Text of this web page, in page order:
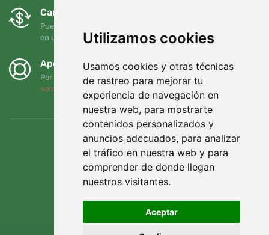
Utilizamos cookies
Usamos cookies y otras técnicas
de rastreo para mejorar tu
experiencia de navegación en
nuestra web, para mostrarte
contenidos personalizados y
anuncios adecuados, para analizar
el tráfico en nuestra web y para
comprender de donde llegan
nuestros visitantes.
Aceptar
Cambios y devoluciones gratuitos
Puede devolver o cambiar su pedido en cualquier momento
en un plazo de 90 días
Apoyamos a Trees.org
Por cada pedido plantamos un árbol. Leer más
somos